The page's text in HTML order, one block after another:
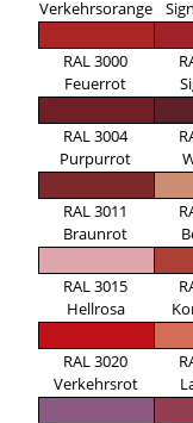
Verkehrsorange
RAL 3000
Feuerrot
RAL 3004
Purpurrot
RAL 3011
Braunrot
RAL 3015
Hellrosa
RAL 3020
Verkehrsrot